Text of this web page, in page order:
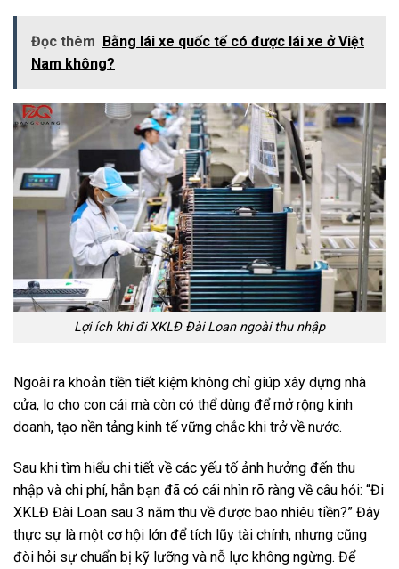
Đọc thêm Bằng lái xe quốc tế có được lái xe ở Việt
Nam không?
Lợi ích khi đi XKLĐ Đài Loan ngoài thu nhập
Ngoài ra khoản tiền tiết kiệm không chỉ giúp xây dựng nhà
cửa, lo cho con cái mà còn có thể dùng để mở rộng kinh
doanh, tạo nền tảng kinh tế vững chắc khi trở về nước.
Sau khi tìm hiểu chi tiết về các yếu tố ảnh hưởng đến thu
nhập và chi phí, hẳn bạn đã có cái nhìn rõ ràng về câu hỏi: “Đi
XKLĐ Đài Loan sau 3 năm thu về được bao nhiêu tiền?” Đây
thực sự là một cơ hội lớn để tích lũy tài chính, nhưng cũng
đòi hỏi sự chuẩn bị kỹ lưỡng và nỗ lực không ngừng. Để